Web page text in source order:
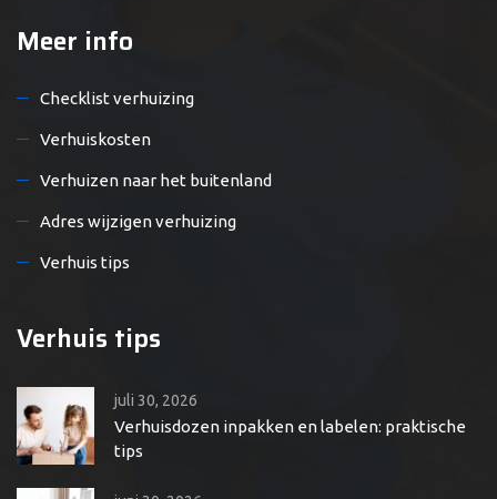
Meer info
Checklist verhuizing
Verhuiskosten
Verhuizen naar het buitenland
Adres wijzigen verhuizing
Verhuis tips
Verhuis tips
juli 30, 2026
Verhuisdozen inpakken en labelen: praktische
tips